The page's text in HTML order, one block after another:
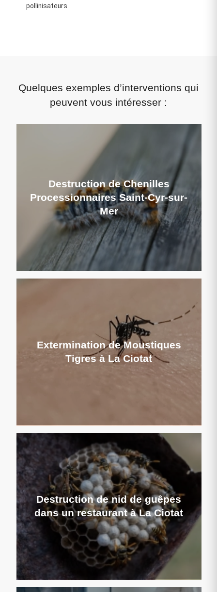
pollinisateurs.
Quelques exemples d’interventions qui
peuvent vous intéresser :
Destruction de Chenilles
Processionnaires Saint-Cyr-sur-
Mer
Extermination de Moustiques
Tigres à La Ciotat
Destruction de nid de guêpes
dans un restaurant à La Ciotat